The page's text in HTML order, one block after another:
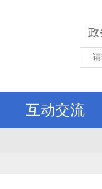
政
互动交流